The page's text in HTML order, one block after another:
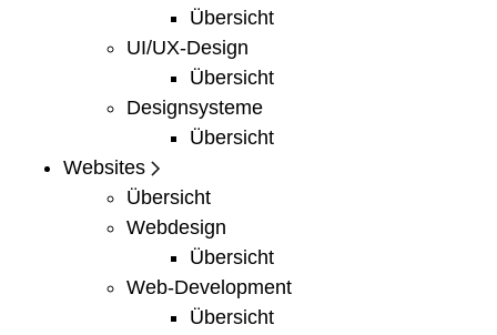
Übersicht
UI/UX-Design
Übersicht
Designsysteme
Übersicht
Websites
Übersicht
Webdesign
Übersicht
Web-Development
Übersicht